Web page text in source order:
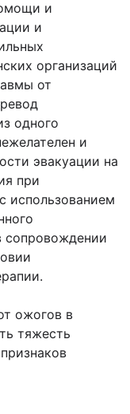
и
и
организаций
от
одного
и
эвакуации на
при
использованием
сопровождении
ожогов в
тяжесть